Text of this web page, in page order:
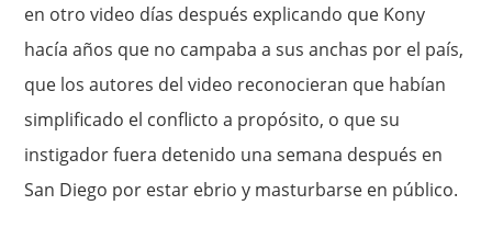
en otro video días después explicando que Kony
hacía años que no campaba a sus anchas por el país,
que los autores del video reconocieran que habían
simplificado el conflicto a propósito, o que su
instigador fuera detenido una semana después en
San Diego por estar ebrio y masturbarse en público.